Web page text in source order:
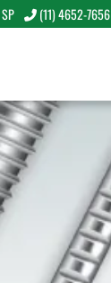
(11) 4652-7656